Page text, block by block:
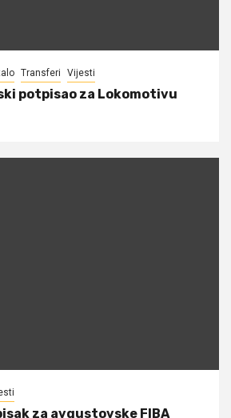
Transferi Vijesti
potpisao za Lokomotivu
za avgustovske FIBA